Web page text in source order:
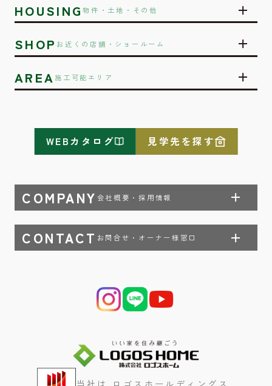
HOUSING物件・土地・その他
SHOP お近くの店舗・ショールーム
AREA施工可能エリア
COMPANY 会社概要・採用情報
CONTACT お問合せ・オーナー様窓口
WEBカタログ 見学先を探す
当社は ロゴスホールディングス